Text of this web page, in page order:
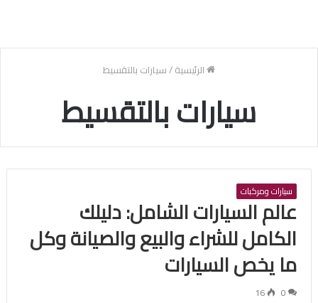
الرئيسية/سيارات بالتقسيط
سيارات بالتقسيط
سيارات ومركبات
عالم السيارات الشامل: دليلك
الكامل للشراء والبيع والصيانة وكل
ما يخص السيارات
0
16